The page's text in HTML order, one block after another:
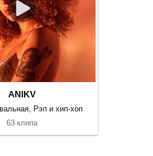
ANIKV
Рэп и хип-хоп
63 клипа